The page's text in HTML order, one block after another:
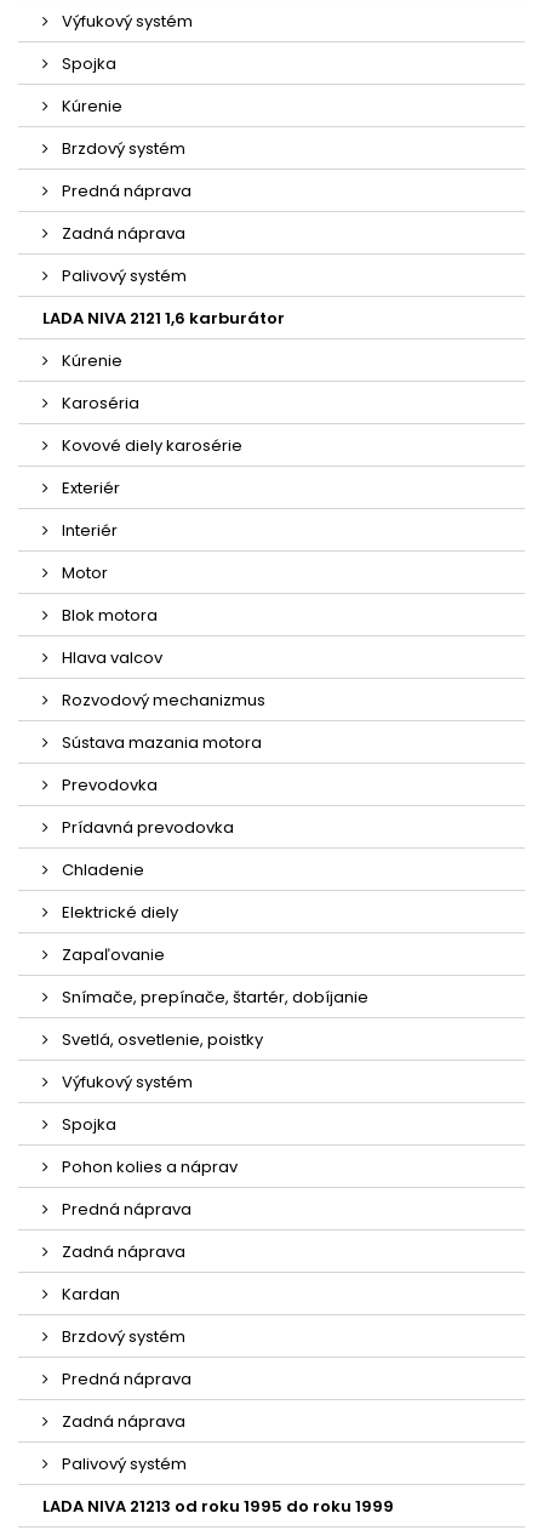
Výfukový systém
Spojka
Kúrenie
Brzdový systém
Predná náprava
Zadná náprava
Palivový systém
LADA NIVA 2121 1,6 karburátor
Kúrenie
Karoséria
Kovové diely karosérie
Exteriér
Interiér
Motor
Blok motora
Hlava valcov
Rozvodový mechanizmus
Sústava mazania motora
Prevodovka
Prídavná prevodovka
Chladenie
Elektrické diely
Zapaľovanie
Snímače, prepínače, štartér, dobíjanie
Svetlá, osvetlenie, poistky
Výfukový systém
Spojka
Pohon kolies a náprav
Predná náprava
Zadná náprava
Kardan
Brzdový systém
Predná náprava
Zadná náprava
Palivový systém
LADA NIVA 21213 od roku 1995 do roku 1999